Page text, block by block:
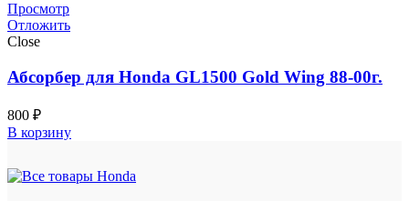
Просмотр
Отложить
Close
Абсорбер для Honda GL1500 Gold Wing 88-00г.
800 ₽
В корзину